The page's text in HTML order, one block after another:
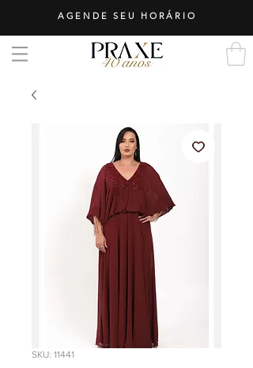
AGENDE SEU HORÁRIO
SKU: 11441